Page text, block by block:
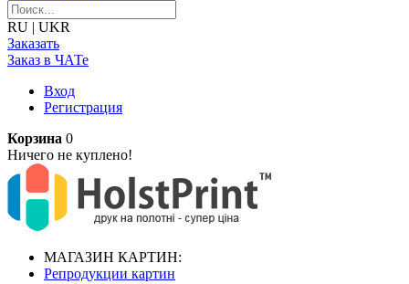
RU | UKR
Заказать
Заказ в ЧАТе
Вход
Регистрация
Корзина 0
Ничего не куплено!
МАГАЗИН КАРТИН:
Репродукции картин